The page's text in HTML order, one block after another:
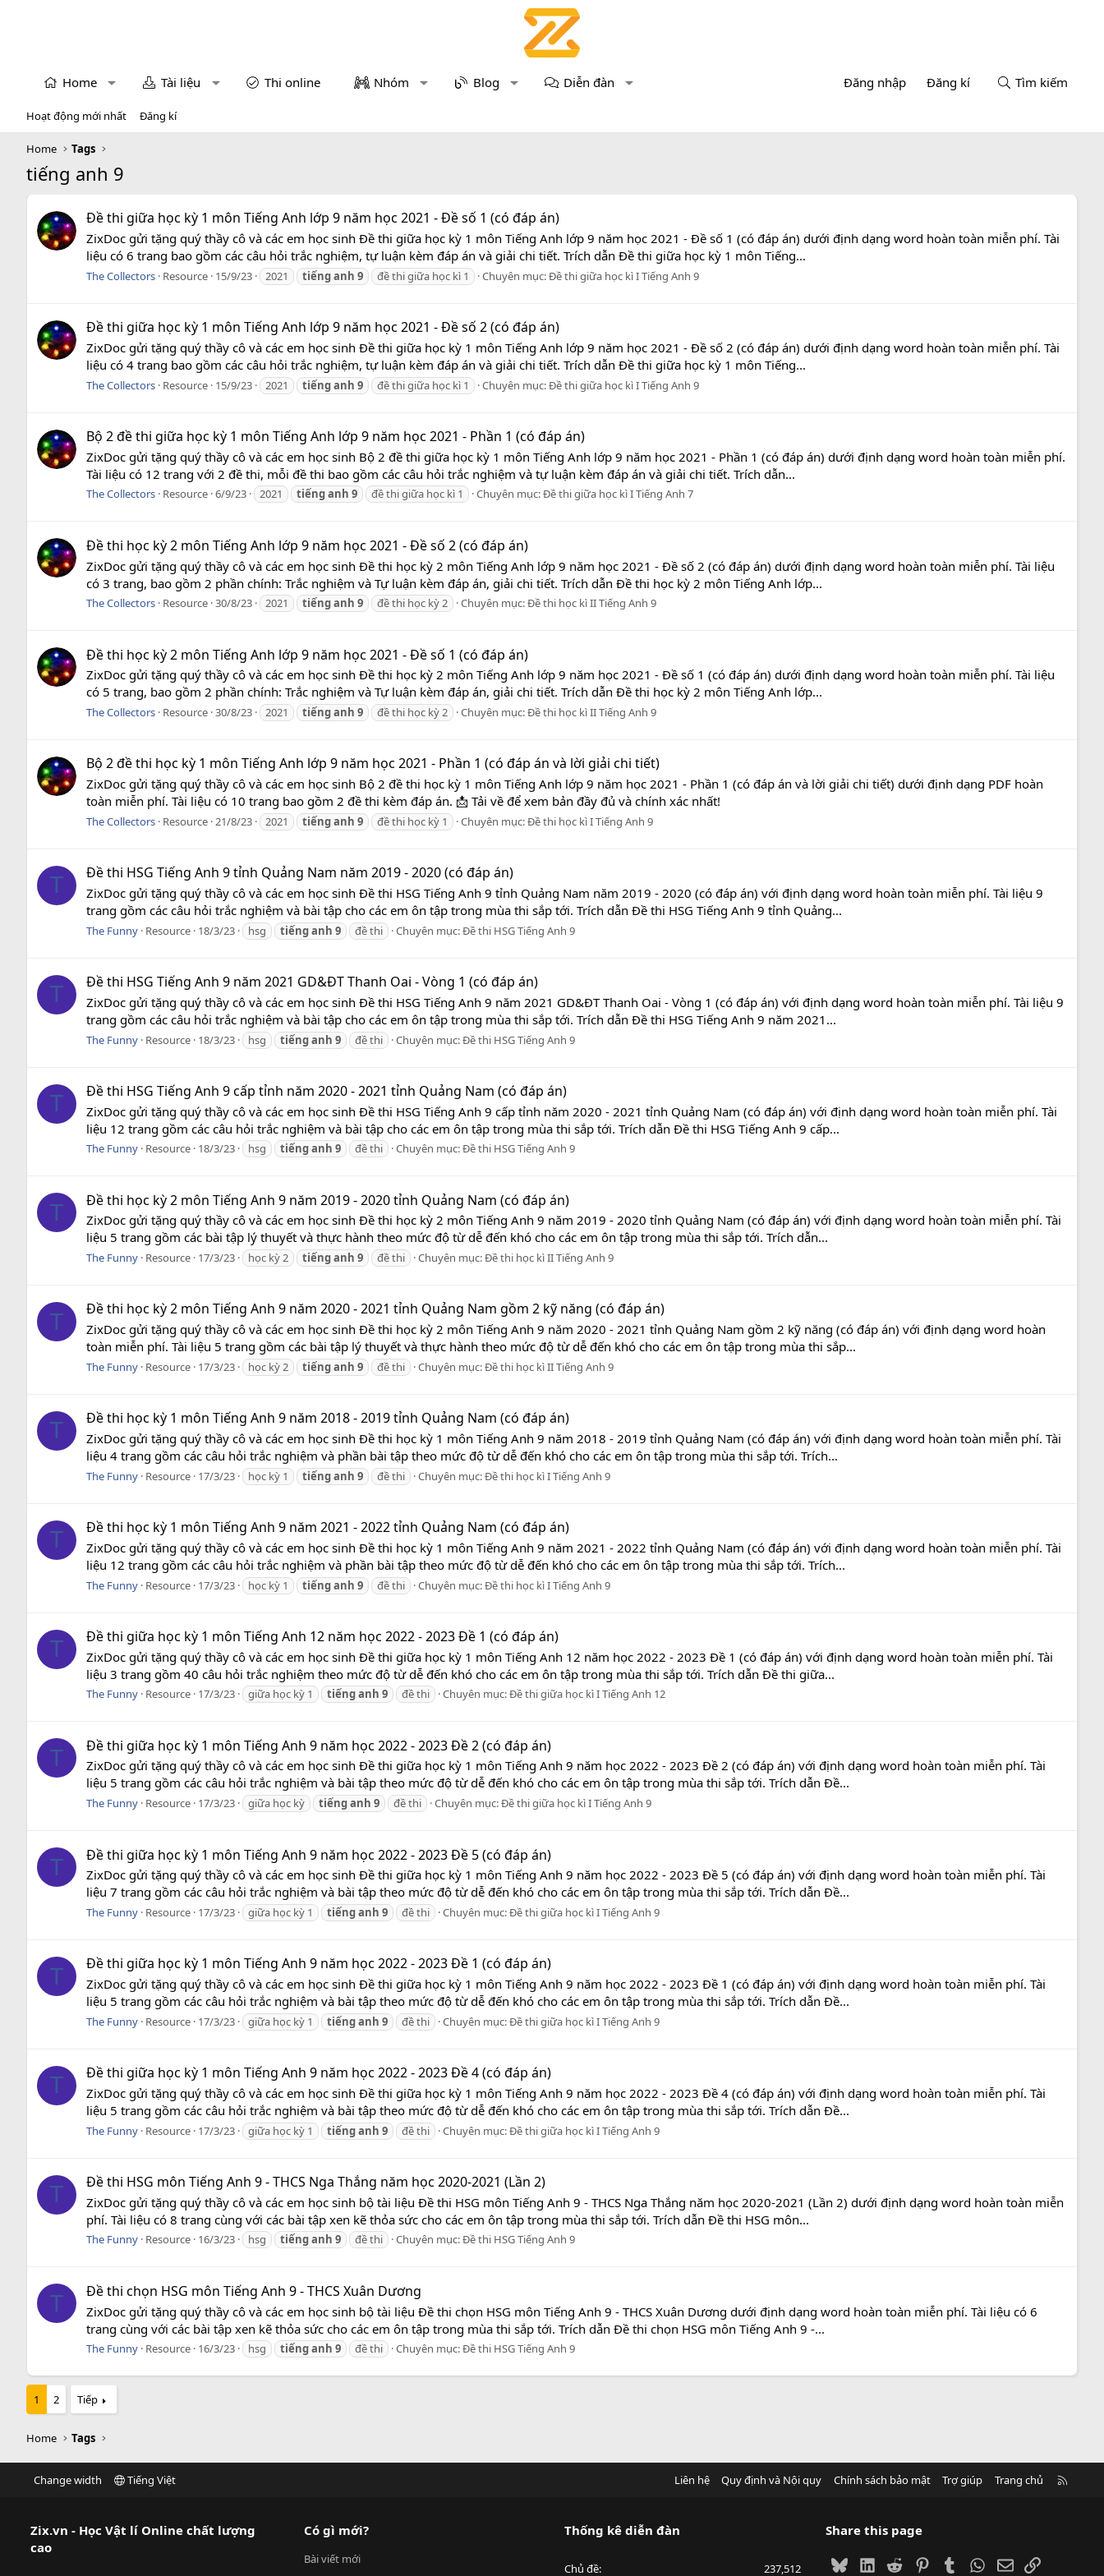
Home Tài liệu Thi online Nhóm Blog Diễn đàn Đăng nhập Đăng kí Tìm kiếm
Hoạt động mới nhất Đăng kí
Home Tags
tiếng anh 9
Đề thi giữa học kỳ 1 môn Tiếng Anh lớp 9 năm học 2021 - Đề số 1 (có đáp án)
ZixDoc gửi tặng quý thầy cô và các em học sinh Đề thi giữa học kỳ 1 môn Tiếng Anh lớp 9 năm học 2021 - Đề số 1 (có đáp án) dưới định dạng word hoàn toàn miễn phí. Tài
liệu có 6 trang bao gồm các câu hỏi trắc nghiệm, tự luận kèm đáp án và giải chi tiết. Trích dẫn Đề thi giữa học kỳ 1 môn Tiếng...
The Collectors Resource 15/9/23 2021 tiếnganh 9 đề thi giữa học kì 1 Chuyên mục:Đề thi giữa học kì I Tiếng Anh 9
Đề thi giữa học kỳ 1 môn Tiếng Anh lớp 9 năm học 2021 - Đề số 2 (có đáp án)
ZixDoc gửi tặng quý thầy cô và các em học sinh Đề thi giữa học kỳ 1 môn Tiếng Anh lớp 9 năm học 2021 - Đề số 2 (có đáp án) dưới định dạng word hoàn toàn miễn phí. Tài
liệu có 4 trang bao gồm các câu hỏi trắc nghiệm, tự luận kèm đáp án và giải chi tiết. Trích dẫn Đề thi giữa học kỳ 1 môn Tiếng...
The Collectors Resource 15/9/23 2021 tiếnganh 9 đề thi giữa học kì 1 Chuyên mục:Đề thi giữa học kì I Tiếng Anh 9
Bộ 2 đề thi giữa học kỳ 1 môn Tiếng Anh lớp 9 năm học 2021 - Phần 1 (có đáp án)
ZixDoc gửi tặng quý thầy cô và các em học sinh Bộ 2 đề thi giữa học kỳ 1 môn Tiếng Anh lớp 9 năm học 2021 - Phần 1 (có đáp án) dưới định dạng word hoàn toàn miễn phí.
Tài liệu có 12 trang với 2 đề thi, mỗi đề thi bao gồm các câu hỏi trắc nghiệm và tự luận kèm đáp án và giải chi tiết. Trích dẫn...
The Collectors Resource 6/9/23 2021 tiếnganh 9 đề thi giữa học kì 1 Chuyên mục:Đề thi giữa học kì I Tiếng Anh 7
Đề thi học kỳ 2 môn Tiếng Anh lớp 9 năm học 2021 - Đề số 2 (có đáp án)
ZixDoc gửi tặng quý thầy cô và các em học sinh Đề thi học kỳ 2 môn Tiếng Anh lớp 9 năm học 2021 - Đề số 2 (có đáp án) dưới định dạng word hoàn toàn miễn phí. Tài liệu
có 3 trang, bao gồm 2 phần chính: Trắc nghiệm và Tự luận kèm đáp án, giải chi tiết. Trích dẫn Đề thi học kỳ 2 môn Tiếng Anh lớp...
The Collectors Resource 30/8/23 2021 tiếnganh 9 đề thi học kỳ 2 Chuyên mục:Đề thi học kì II Tiếng Anh 9
Đề thi học kỳ 2 môn Tiếng Anh lớp 9 năm học 2021 - Đề số 1 (có đáp án)
ZixDoc gửi tặng quý thầy cô và các em học sinh Đề thi học kỳ 2 môn Tiếng Anh lớp 9 năm học 2021 - Đề số 1 (có đáp án) dưới định dạng word hoàn toàn miễn phí. Tài liệu
có 5 trang, bao gồm 2 phần chính: Trắc nghiệm và Tự luận kèm đáp án, giải chi tiết. Trích dẫn Đề thi học kỳ 2 môn Tiếng Anh lớp...
The Collectors Resource 30/8/23 2021 tiếnganh 9 đề thi học kỳ 2 Chuyên mục:Đề thi học kì II Tiếng Anh 9
Bộ 2 đề thi học kỳ 1 môn Tiếng Anh lớp 9 năm học 2021 - Phần 1 (có đáp án và lời giải chi tiết)
ZixDoc gửi tặng quý thầy cô và các em học sinh Bộ 2 đề thi học kỳ 1 môn Tiếng Anh lớp 9 năm học 2021 - Phần 1 (có đáp án và lời giải chi tiết) dưới định dạng PDF hoàn
toàn miễn phí. Tài liệu có 10 trang bao gồm 2 đề thi kèm đáp án. 📩 Tải về để xem bản đầy đủ và chính xác nhất!
The Collectors Resource 21/8/23 2021 tiếnganh 9 đề thi học kỳ 1 Chuyên mục:Đề thi học kì I Tiếng Anh 9
T Đề thi HSG Tiếng Anh 9 tỉnh Quảng Nam năm 2019 - 2020 (có đáp án)
ZixDoc gửi tặng quý thầy cô và các em học sinh Đề thi HSG Tiếng Anh 9 tỉnh Quảng Nam năm 2019 - 2020 (có đáp án) với định dạng word hoàn toàn miễn phí. Tài liệu 9
trang gồm các câu hỏi trắc nghiệm và bài tập cho các em ôn tập trong mùa thi sắp tới. Trích dẫn Đề thi HSG Tiếng Anh 9 tỉnh Quảng...
The Funny Resource 18/3/23 hsg tiếnganh 9 đề thi Chuyên mục:Đề thi HSG Tiếng Anh 9
T Đề thi HSG Tiếng Anh 9 năm 2021 GD&ĐT Thanh Oai - Vòng 1 (có đáp án)
ZixDoc gửi tặng quý thầy cô và các em học sinh Đề thi HSG Tiếng Anh 9 năm 2021 GD&ĐT Thanh Oai - Vòng 1 (có đáp án) với định dạng word hoàn toàn miễn phí. Tài liệu 9
trang gồm các câu hỏi trắc nghiệm và bài tập cho các em ôn tập trong mùa thi sắp tới. Trích dẫn Đề thi HSG Tiếng Anh 9 năm 2021...
The Funny Resource 18/3/23 hsg tiếnganh 9 đề thi Chuyên mục:Đề thi HSG Tiếng Anh 9
T Đề thi HSG Tiếng Anh 9 cấp tỉnh năm 2020 - 2021 tỉnh Quảng Nam (có đáp án)
ZixDoc gửi tặng quý thầy cô và các em học sinh Đề thi HSG Tiếng Anh 9 cấp tỉnh năm 2020 - 2021 tỉnh Quảng Nam (có đáp án) với định dạng word hoàn toàn miễn phí. Tài
liệu 12 trang gồm các câu hỏi trắc nghiệm và bài tập cho các em ôn tập trong mùa thi sắp tới. Trích dẫn Đề thi HSG Tiếng Anh 9 cấp...
The Funny Resource 18/3/23 hsg tiếnganh 9 đề thi Chuyên mục:Đề thi HSG Tiếng Anh 9
T Đề thi học kỳ 2 môn Tiếng Anh 9 năm 2019 - 2020 tỉnh Quảng Nam (có đáp án)
ZixDoc gửi tặng quý thầy cô và các em học sinh Đề thi học kỳ 2 môn Tiếng Anh 9 năm 2019 - 2020 tỉnh Quảng Nam (có đáp án) với định dạng word hoàn toàn miễn phí. Tài
liệu 5 trang gồm các bài tập lý thuyết và thực hành theo mức độ từ dễ đến khó cho các em ôn tập trong mùa thi sắp tới. Trích dẫn...
The Funny Resource 17/3/23 học kỳ 2 tiếnganh 9 đề thi Chuyên mục:Đề thi học kì II Tiếng Anh 9
T Đề thi học kỳ 2 môn Tiếng Anh 9 năm 2020 - 2021 tỉnh Quảng Nam gồm 2 kỹ năng (có đáp án)
ZixDoc gửi tặng quý thầy cô và các em học sinh Đề thi học kỳ 2 môn Tiếng Anh 9 năm 2020 - 2021 tỉnh Quảng Nam gồm 2 kỹ năng (có đáp án) với định dạng word hoàn
toàn miễn phí. Tài liệu 5 trang gồm các bài tập lý thuyết và thực hành theo mức độ từ dễ đến khó cho các em ôn tập trong mùa thi sắp...
The Funny Resource 17/3/23 học kỳ 2 tiếnganh 9 đề thi Chuyên mục:Đề thi học kì II Tiếng Anh 9
T Đề thi học kỳ 1 môn Tiếng Anh 9 năm 2018 - 2019 tỉnh Quảng Nam (có đáp án)
ZixDoc gửi tặng quý thầy cô và các em học sinh Đề thi học kỳ 1 môn Tiếng Anh 9 năm 2018 - 2019 tỉnh Quảng Nam (có đáp án) với định dạng word hoàn toàn miễn phí. Tài
liệu 4 trang gồm các câu hỏi trắc nghiệm và phần bài tập theo mức độ từ dễ đến khó cho các em ôn tập trong mùa thi sắp tới. Trích...
The Funny Resource 17/3/23 học kỳ 1 tiếnganh 9 đề thi Chuyên mục:Đề thi học kì I Tiếng Anh 9
T Đề thi học kỳ 1 môn Tiếng Anh 9 năm 2021 - 2022 tỉnh Quảng Nam (có đáp án)
ZixDoc gửi tặng quý thầy cô và các em học sinh Đề thi học kỳ 1 môn Tiếng Anh 9 năm 2021 - 2022 tỉnh Quảng Nam (có đáp án) với định dạng word hoàn toàn miễn phí. Tài
liệu 12 trang gồm các câu hỏi trắc nghiệm và phần bài tập theo mức độ từ dễ đến khó cho các em ôn tập trong mùa thi sắp tới. Trích...
The Funny Resource 17/3/23 học kỳ 1 tiếnganh 9 đề thi Chuyên mục:Đề thi học kì I Tiếng Anh 9
T Đề thi giữa học kỳ 1 môn Tiếng Anh 12 năm học 2022 - 2023 Đề 1 (có đáp án)
ZixDoc gửi tặng quý thầy cô và các em học sinh Đề thi giữa học kỳ 1 môn Tiếng Anh 12 năm học 2022 - 2023 Đề 1 (có đáp án) với định dạng word hoàn toàn miễn phí. Tài
liệu 3 trang gồm 40 câu hỏi trắc nghiệm theo mức độ từ dễ đến khó cho các em ôn tập trong mùa thi sắp tới. Trích dẫn Đề thi giữa...
The Funny Resource 17/3/23 giữa học kỳ 1 tiếnganh 9 đề thi Chuyên mục:Đề thi giữa học kì I Tiếng Anh 12
T Đề thi giữa học kỳ 1 môn Tiếng Anh 9 năm học 2022 - 2023 Đề 2 (có đáp án)
ZixDoc gửi tặng quý thầy cô và các em học sinh Đề thi giữa học kỳ 1 môn Tiếng Anh 9 năm học 2022 - 2023 Đề 2 (có đáp án) với định dạng word hoàn toàn miễn phí. Tài
liệu 5 trang gồm các câu hỏi trắc nghiệm và bài tập theo mức độ từ dễ đến khó cho các em ôn tập trong mùa thi sắp tới. Trích dẫn Đề...
The Funny Resource 17/3/23 giữa học kỳ tiếnganh 9 đề thi Chuyên mục:Đề thi giữa học kì I Tiếng Anh 9
T Đề thi giữa học kỳ 1 môn Tiếng Anh 9 năm học 2022 - 2023 Đề 5 (có đáp án)
ZixDoc gửi tặng quý thầy cô và các em học sinh Đề thi giữa học kỳ 1 môn Tiếng Anh 9 năm học 2022 - 2023 Đề 5 (có đáp án) với định dạng word hoàn toàn miễn phí. Tài
liệu 7 trang gồm các câu hỏi trắc nghiệm và bài tập theo mức độ từ dễ đến khó cho các em ôn tập trong mùa thi sắp tới. Trích dẫn Đề...
The Funny Resource 17/3/23 giữa học kỳ 1 tiếnganh 9 đề thi Chuyên mục:Đề thi giữa học kì I Tiếng Anh 9
T Đề thi giữa học kỳ 1 môn Tiếng Anh 9 năm học 2022 - 2023 Đề 1 (có đáp án)
ZixDoc gửi tặng quý thầy cô và các em học sinh Đề thi giữa học kỳ 1 môn Tiếng Anh 9 năm học 2022 - 2023 Đề 1 (có đáp án) với định dạng word hoàn toàn miễn phí. Tài
liệu 5 trang gồm các câu hỏi trắc nghiệm và bài tập theo mức độ từ dễ đến khó cho các em ôn tập trong mùa thi sắp tới. Trích dẫn Đề...
The Funny Resource 17/3/23 giữa học kỳ 1 tiếnganh 9 đề thi Chuyên mục:Đề thi giữa học kì I Tiếng Anh 9
T Đề thi giữa học kỳ 1 môn Tiếng Anh 9 năm học 2022 - 2023 Đề 4 (có đáp án)
ZixDoc gửi tặng quý thầy cô và các em học sinh Đề thi giữa học kỳ 1 môn Tiếng Anh 9 năm học 2022 - 2023 Đề 4 (có đáp án) với định dạng word hoàn toàn miễn phí. Tài
liệu 5 trang gồm các câu hỏi trắc nghiệm và bài tập theo mức độ từ dễ đến khó cho các em ôn tập trong mùa thi sắp tới. Trích dẫn Đề...
The Funny Resource 17/3/23 giữa học kỳ 1 tiếnganh 9 đề thi Chuyên mục:Đề thi giữa học kì I Tiếng Anh 9
T Đề thi HSG môn Tiếng Anh 9 - THCS Nga Thắng năm học 2020-2021 (Lần 2)
ZixDoc gửi tặng quý thầy cô và các em học sinh bộ tài liệu Đề thi HSG môn Tiếng Anh 9 - THCS Nga Thắng năm học 2020-2021 (Lần 2) dưới định dạng word hoàn toàn miễn
phí. Tài liệu có 8 trang cùng với các bài tập xen kẽ thỏa sức cho các em ôn tập trong mùa thi sắp tới. Trích dẫn Đề thi HSG môn...
The Funny Resource 16/3/23 hsg tiếnganh 9 đề thi Chuyên mục:Đề thi HSG Tiếng Anh 9
T Đề thi chọn HSG môn Tiếng Anh 9 - THCS Xuân Dương
ZixDoc gửi tặng quý thầy cô và các em học sinh bộ tài liệu Đề thi chọn HSG môn Tiếng Anh 9 - THCS Xuân Dương dưới định dạng word hoàn toàn miễn phí. Tài liệu có 6
trang cùng với các bài tập xen kẽ thỏa sức cho các em ôn tập trong mùa thi sắp tới. Trích dẫn Đề thi chọn HSG môn Tiếng Anh 9 -...
The Funny Resource 16/3/23 hsg tiếnganh 9 đề thi Chuyên mục:Đề thi HSG Tiếng Anh 9
1 2 Tiếp
Home Tags
Change width Tiếng Việt Liên hệ Quy định và Nội quy Chính sách bảo mật Trợ giúp Trang chủ
Zix.vn - Học Vật lí Online chất lượng
cao
Có gì mới?
Bài viết mới
Thống kê diễn đàn
Chủ đề 237,512
Share this page
BlueskyLinkedIn
Reddit PinterestTumblrWhatsApp
EmailLink